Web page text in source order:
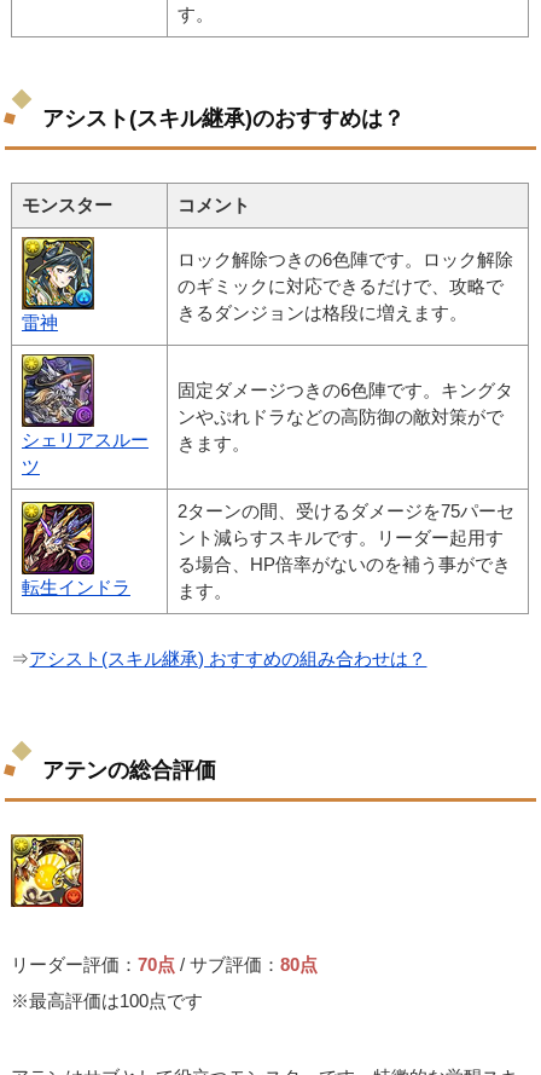
す。
アシスト(スキル継承)のおすすめは？
モンスター コメント
雷神
ロック解除つきの6色陣です。ロック解除
のギミックに対応できるだけで、攻略で
きるダンジョンは格段に増えます。
シェリアスルー
ツ
固定ダメージつきの6色陣です。キングタ
ンやぷれドラなどの高防御の敵対策がで
きます。
転生インドラ
2ターンの間、受けるダメージを75パーセ
ント減らすスキルです。リーダー起用す
る場合、HP倍率がないのを補う事ができ
ます。
⇒アシスト(スキル継承) おすすめの組み合わせは？
アテンの総合評価
リーダー評価：70点 / サブ評価：80点
※最高評価は100点です